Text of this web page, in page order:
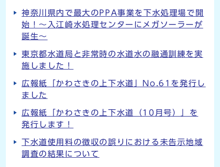
神奈川県内で最大のPPA事業を下水処理場で開
始！～入江崎水処理センターにメガソーラーが
誕生～
東京都水道局と非常時の水道水の融通訓練を実
施しました！
広報紙「かわさきの上下水道」No.61を発行し
ました
広報紙「かわさきの上下水道（10月号）」を
発行します！
下水道使用料の徴収の誤りにおける未告示地域
調査の結果について